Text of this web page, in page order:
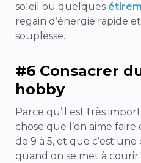
soleil ou quelques
regain d’énergie rapide
souplesse.
#6 Consacrer
hobby
Parce qu’il est très
chose que l’on aime faire
de 9 à 5, et que c’est
quand on se met à